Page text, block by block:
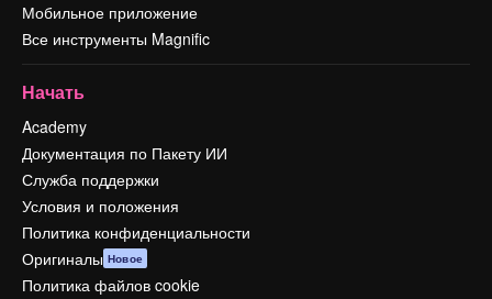
Мобильное приложение
Все инструменты Magnific
Начать
Academy
Документация по Пакету ИИ
Служба поддержки
Условия и положения
Политика конфиденциальности
Оригиналы Новое
Политика файлов cookie